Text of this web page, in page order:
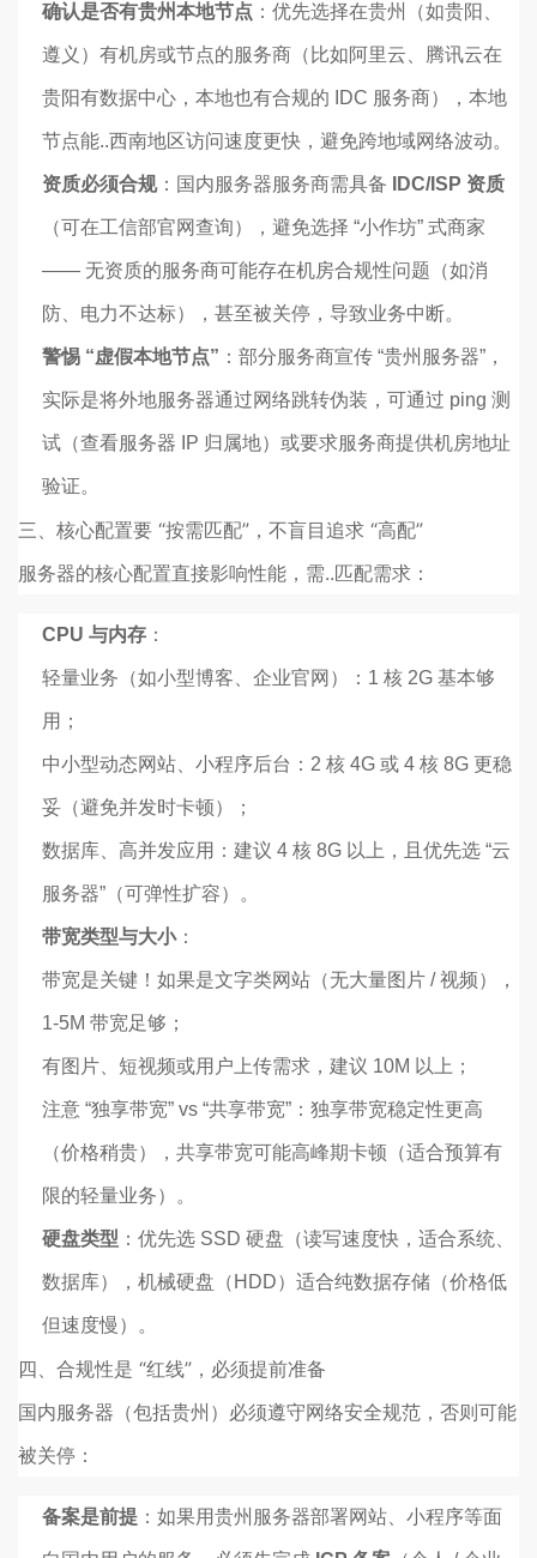
确认是否有贵州本地节点 ：优先选择在贵州（如贵阳、
遵义）有机房或节点的服务商（比如阿里云、腾讯云在
贵阳有数据中心，本地也有合规的 IDC 服务商），本地
节点能..西南地区访问速度更快，避免跨地域网络波动。
资质必须合规：国内服务器服务商需具备 IDC/ISP 资质
（可在工信部官网查询），避免选择 “小作坊” 式商家
—— 无资质的服务商可能存在机房合规性问题（如消
防、电力不达标），甚至被关停，导致业务中断。
警惕 “虚假本地节点” ：部分服务商宣传 “贵州服务器”，
实际是将外地服务器通过网络跳转伪装，可通过 ping 测
试（查看服务器 IP 归属地）或要求服务商提供机房地址
验证。
三、核心配置要 “按需匹配”，不盲目追求 “高配”
服务器的核心配置直接影响性能，需..匹配需求：
CPU 与内存 ：
轻量业务（如小型博客、企业官网）：1 核 2G 基本够
用；
中小型动态网站、小程序后台：2 核 4G 或 4 核 8G 更稳
妥（避免并发时卡顿）；
数据库、高并发应用：建议 4 核 8G 以上，且优先选 “云
服务器”（可弹性扩容）。
带宽类型与大小：
带宽是关键！如果是文字类网站（无大量图片 / 视频），
1-5M 带宽足够；
有图片、短视频或用户上传需求，建议 10M 以上；
注意 “独享带宽” vs “共享带宽”：独享带宽稳定性更高
（价格稍贵），共享带宽可能高峰期卡顿（适合预算有
限的轻量业务）。
硬盘类型 ：优先选 SSD 硬盘（读写速度快，适合系统、
数据库），机械硬盘（HDD）适合纯数据存储（价格低
但速度慢）。
四、合规性是 “红线”，必须提前准备
国内服务器（包括贵州）必须遵守网络安全规范，否则可能
被关停：
备案是前提 ：如果用贵州服务器部署网站、小程序等面